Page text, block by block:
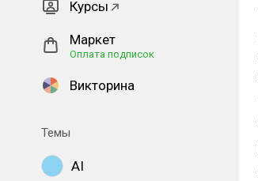
Курсы
Маркет
Оплата подписок
Викторина
Темы
AI